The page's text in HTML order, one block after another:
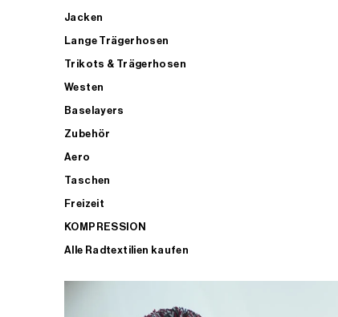
Jacken
Lange Trägerhosen
Trikots & Trägerhosen
Westen
Baselayers
Zubehör
Aero
Taschen
Freizeit
KOMPRESSION
Alle Radtextilien kaufen